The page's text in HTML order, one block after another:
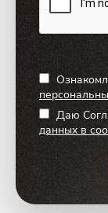
Даю
данных в